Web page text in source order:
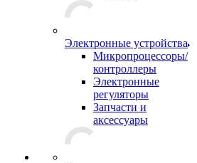
Электронные устройства
Микропроцессоры/
контроллеры
Электронные
регуляторы
Запчасти и
аксессуары